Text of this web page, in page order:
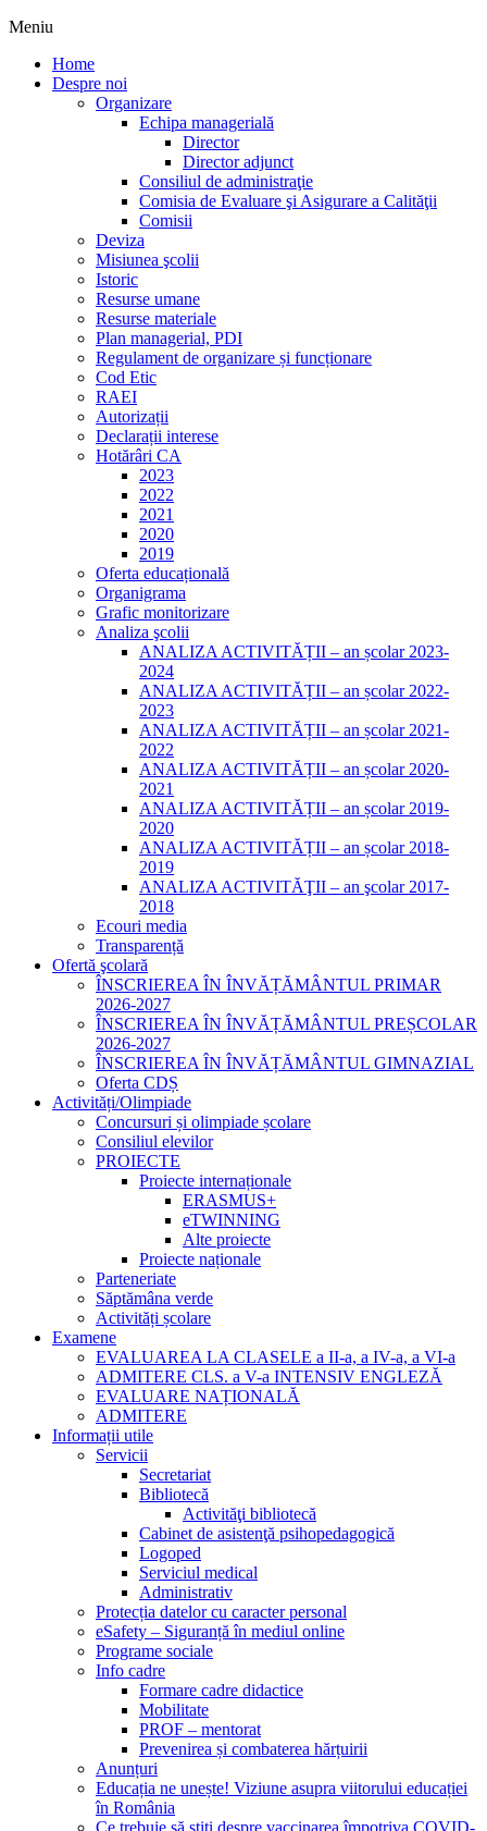
Meniu
Home
Despre noi
Organizare
Echipa managerială
Director
Director adjunct
Consiliul de administraţie
Comisia de Evaluare şi Asigurare a Calităţii
Comisii
Deviza
Misiunea şcolii
Istoric
Resurse umane
Resurse materiale
Plan managerial, PDI
Regulament de organizare și funcționare
Cod Etic
RAEI
Autorizații
Declarații interese
Hotărâri CA
2023
2022
2021
2020
2019
Oferta educațională
Organigrama
Grafic monitorizare
Analiza şcolii
ANALIZA ACTIVITĂȚII – an școlar 2023-
2024
ANALIZA ACTIVITĂȚII – an școlar 2022-
2023
ANALIZA ACTIVITĂȚII – an școlar 2021-
2022
ANALIZA ACTIVITĂȚII – an școlar 2020-
2021
ANALIZA ACTIVITĂȚII – an școlar 2019-
2020
ANALIZA ACTIVITĂȚII – an școlar 2018-
2019
ANALIZA ACTIVITĂŢII – an şcolar 2017-
2018
Ecouri media
Transparență
Ofertă şcolară
ÎNSCRIEREA ÎN ÎNVĂȚĂMÂNTUL PRIMAR
2026-2027
ÎNSCRIEREA ÎN ÎNVĂȚĂMÂNTUL PREȘCOLAR
2026-2027
ÎNSCRIEREA ÎN ÎNVĂȚĂMÂNTUL GIMNAZIAL
Oferta CDȘ
Activități/Olimpiade
Concursuri și olimpiade școlare
Consiliul elevilor
PROIECTE
Proiecte internaționale
ERASMUS+
eTWINNING
Alte proiecte
Proiecte naționale
Parteneriate
Săptămâna verde
Activități școlare
Examene
EVALUAREA LA CLASELE a II-a, a IV-a, a VI-a
ADMITERE CLS. a V-a INTENSIV ENGLEZĂ
EVALUARE NAȚIONALĂ
ADMITERE
Informații utile
Servicii
Secretariat
Bibliotecă
Activităţi bibliotecă
Cabinet de asistenţă psihopedagogică
Logoped
Serviciul medical
Administrativ
Protecția datelor cu caracter personal
eSafety – Siguranță în mediul online
Programe sociale
Info cadre
Formare cadre didactice
Mobilitate
PROF – mentorat
Prevenirea și combaterea hărțuirii
Anunțuri
Educația ne unește! Viziune asupra viitorului educației
în România
Ce trebuie să știți despre vaccinarea împotriva COVID-